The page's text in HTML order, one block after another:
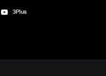
3Plus